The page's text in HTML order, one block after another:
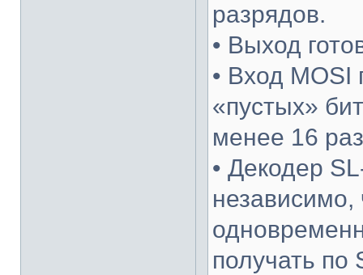
разрядов.
• Выход
• Вход MOSI
«пустых»
менее 16
• Декодер
независимо,
получать по